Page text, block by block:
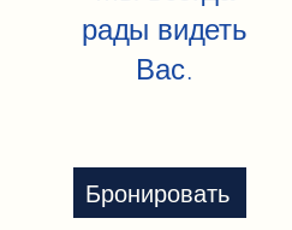
рады видеть
Вас.
Бронировать